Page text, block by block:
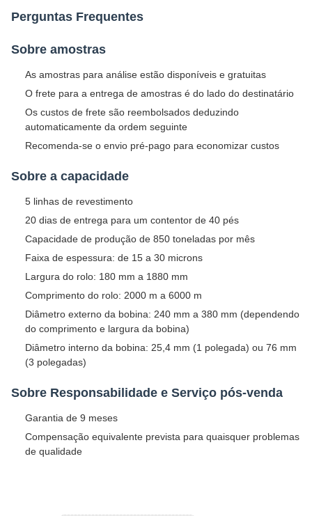
Perguntas Frequentes
Sobre amostras
As amostras para análise estão disponíveis e gratuitas
O frete para a entrega de amostras é do lado do destinatário
Os custos de frete são reembolsados deduzindo
automaticamente da ordem seguinte
Recomenda-se o envio pré-pago para economizar custos
Sobre a capacidade
5 linhas de revestimento
20 dias de entrega para um contentor de 40 pés
Capacidade de produção de 850 toneladas por mês
Faixa de espessura: de 15 a 30 microns
Largura do rolo: 180 mm a 1880 mm
Comprimento do rolo: 2000 m a 6000 m
Diâmetro externo da bobina: 240 mm a 380 mm (dependendo
do comprimento e largura da bobina)
Diâmetro interno da bobina: 25,4 mm (1 polegada) ou 76 mm
(3 polegadas)
Sobre Responsabilidade e Serviço pós-venda
Garantia de 9 meses
Compensação equivalente prevista para quaisquer problemas
de qualidade